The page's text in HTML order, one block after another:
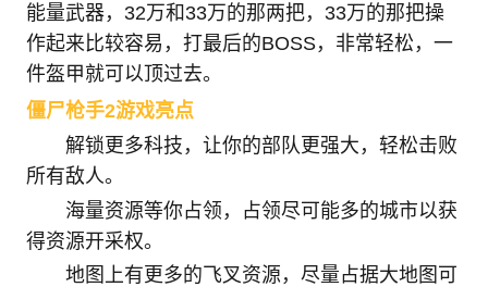
能量武器，32万和33万的那两把，33万的那把操
作起来比较容易，打最后的BOSS，非常轻松，一
件盔甲就可以顶过去。
僵尸枪手2游戏亮点
解锁更多科技，让你的部队更强大，轻松击败
所有敌人。
海量资源等你占领，占领尽可能多的城市以获
得资源开采权。
地图上有更多的飞叉资源，尽量占据大地图可